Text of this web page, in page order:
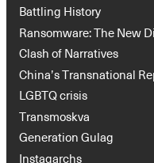
Battling History
Ransomware: The New
Clash of Narratives
China’s Transnational
LGBTQ crisis
Transmoskva
Generation Gulag
Instagarchs